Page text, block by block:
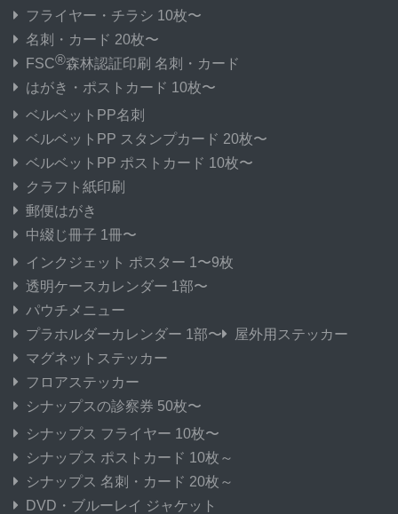
フライヤー・チラシ 10枚〜
名刺・カード 20枚〜
FSC®森林認証印刷 名刺・カード
はがき・ポストカード 10枚〜
ベルベットPP名刺
ベルベットPP スタンプカード 20枚〜
ベルベットPP ポストカード 10枚〜
クラフト紙印刷
郵便はがき
中綴じ冊子 1冊〜
インクジェット ポスター 1〜9枚
透明ケースカレンダー 1部〜
パウチメニュー
プラホルダーカレンダー 1部〜
屋外用ステッカー
マグネットステッカー
フロアステッカー
シナップスの診察券 50枚〜
シナップス フライヤー 10枚〜
シナップス ポストカード 10枚～
シナップス 名刺・カード 20枚～
DVD・ブルーレイ ジャケット